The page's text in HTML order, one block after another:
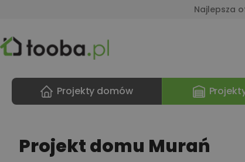
Najlepsza
Projekty domów
Projekt domu Murań